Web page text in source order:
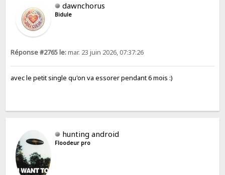
dawnchorus
Bidule
Réponse #2765 le:mar. 23 juin 2026, 07:37:26
avec le petit single qu'on va essorer pendant 6 mois :)
hunting android
Floodeur pro